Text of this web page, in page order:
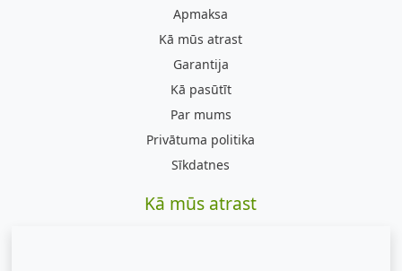
Apmaksa
Kā mūs atrast
Garantija
Kā pasūtīt
Par mums
Privātuma politika
Sīkdatnes
Kā mūs atrast